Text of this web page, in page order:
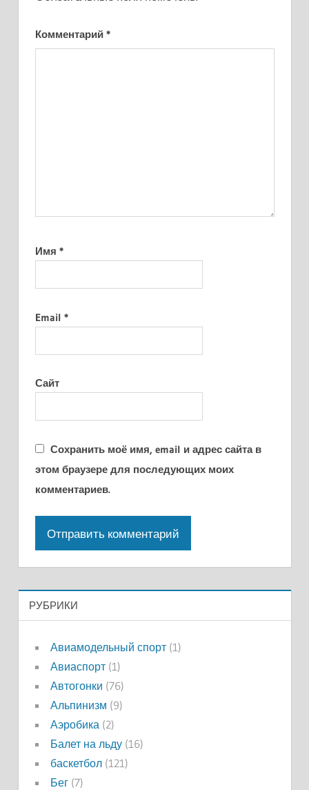
Комментарий *
Имя *
Email *
Сайт
Сохранить моё имя, email и адрес сайта в
этом браузере для последующих моих
комментариев.
РУБРИКИ
Авиамодельный спорт(1)
Авиаспорт(1)
Автогонки (76)
Альпинизм (9)
Аэробика (2)
Балет на льду(16)
баскетбол(121)
Бег(7)